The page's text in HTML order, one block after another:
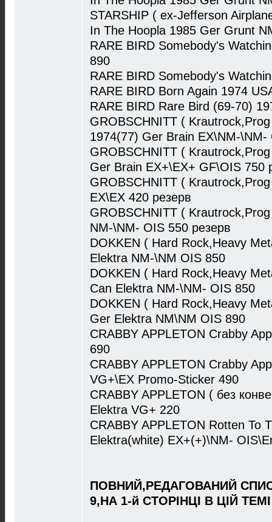
STARSHIP ( ex-Jefferson
In The Hoopla 1985 Ger Grunt
RARE BIRD Somebody's
890
RARE BIRD Somebody's
RARE BIRD Born Again 1974
RARE BIRD Rare Bird (69-70)
GROBSCHNITT (
1974(77) Ger Brain EX\NM-\NM-
GROBSCHNITT (
Ger Brain EX+\EX+ GF\OIS 750
GROBSCHNITT (
EX\EX 420 резерв
GROBSCHNITT (
NM-\NM- OIS 550 резерв
DOKKEN ( Hard Rock,Heavy
Elektra NM-\NM OIS 850
DOKKEN ( Hard Rock,Heavy
Can Elektra NM-\NM- OIS 850
DOKKEN ( Hard Rock,Heavy
Ger Elektra NM\NM OIS 890
CRABBY APPLETON Crabby
690
CRABBY APPLETON Crabby
VG+\EX Promo-Sticker 490
CRABBY APPLETON ( без
Elektra VG+ 220
CRABBY APPLETON Rotten To
Elektra(white) EX+(+)\NM-
ПОВНИЙ,РЕДАГОВАНИЙ
9,НА 1-й СТОРІНЦІ В ЦІЙ ТЕМІ